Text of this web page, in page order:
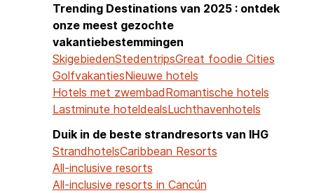
Trending Destinations van 2025 : ontdek
onze meest gezochte
vakantiebestemmingen
SkigebiedenStedentripsGreat foodie Cities
GolfvakantiesNieuwe hotels
Hotels met zwembadRomantische hotels
Lastminute hoteldealsLuchthavenhotels
Duik in de beste strandresorts van IHG
StrandhotelsCaribbean Resorts
All-inclusive resorts
All-inclusive resorts in Cancún